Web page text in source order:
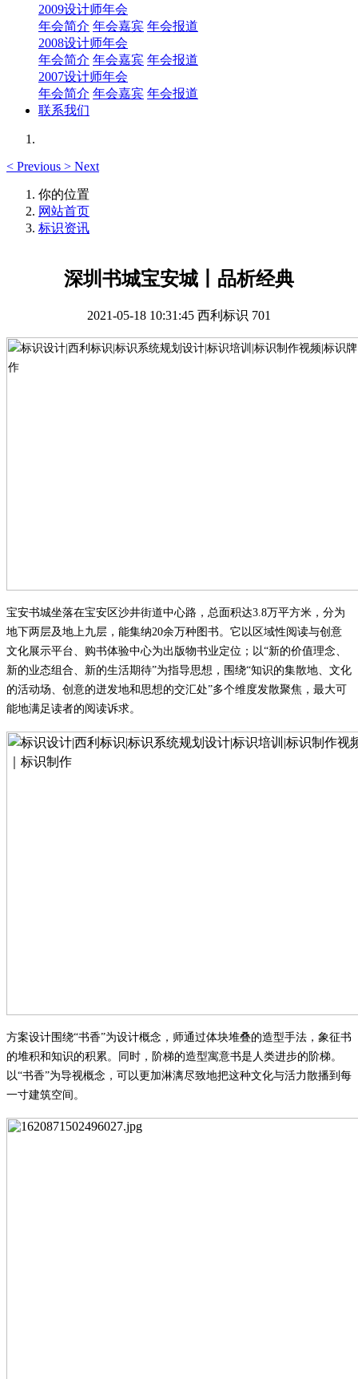
2009设计师年会
年会简介 年会嘉宾 年会报道
2008设计师年会
年会简介 年会嘉宾 年会报道
2007设计师年会
年会简介 年会嘉宾 年会报道
联系我们
< Previous > Next
你的位置
网站首页
标识资讯
深圳书城宝安城丨品析经典
2021-05-18 10:31:45 西利标识 701
宝安书城坐落在宝安区沙井街道中心路，总面积达3.8万平方米，分为
地下两层及地上九层，能集纳20余万种图书 。它 以区域性阅读与创意
文化展示平台、购书体验中心为出版物书业定位；以“新的价值理念、
新的业态组合、新的生活期待”为指导思想，围绕“知识的集散地、文化
的活动场、创意的迸发地和思想的交汇处”多个维度发散聚焦 ， 最大可
能地满足读者的阅读诉求。
方案设计围绕“书香”为设计概念 ， 师通过体块堆叠的造型手法，象征书
的堆积和知识的积累。同时，阶梯的造型寓意书是人类进步的阶梯。
以“书香”为导视概念，可以更加淋漓尽致地把这种文化与活力散播到每
一寸建筑空间。